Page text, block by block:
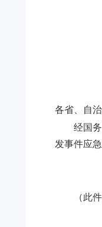
各省、自
经国
发事件应
（此